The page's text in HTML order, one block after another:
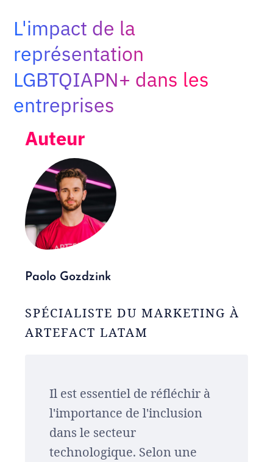
Rechercher
FR
L'impact de la
représentation
LGBTQIAPN+ dans les
entreprises
Auteur
Paolo Gozdzink
SPÉCIALISTE DU MARKETING À
ARTEFACT LATAM
Il est essentiel de réfléchir à
l'importance de l'inclusion
dans le secteur
technologique. Selon une